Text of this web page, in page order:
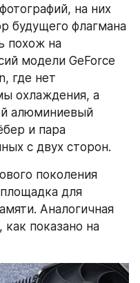
на них
будущего флагмана
похож на
модели GeForce
где нет
охлаждения, а
алюминиевый
и пара
с двух сторон.
поколения
для
Аналогичная
как показано на